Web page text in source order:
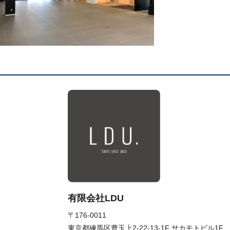
有限会社LDU
〒176-0011
東京都練馬区豊玉上2-22-13-1F サカモトビル1F